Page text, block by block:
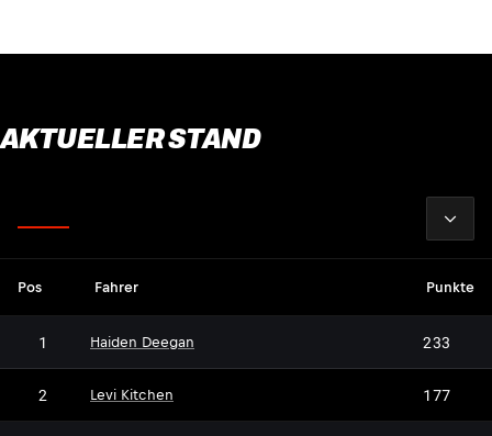
AKTUELLER STAND
Pos Fahrer Punkte
1 Haiden Deegan 233
2 Levi Kitchen 177